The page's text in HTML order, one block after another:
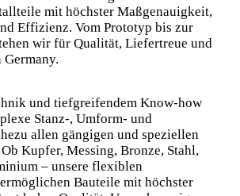
mit höchster Maßgenauigkeit,
Effizienz. Vom Prototyp bis zur
wir für Qualität, Liefertreue und
und tiefgreifendem Know-how
Stanz-, Umform- und
allen gängigen und speziellen
Kupfer, Messing, Bronze, Stahl,
– unsere flexiblen
Bauteile mit höchster